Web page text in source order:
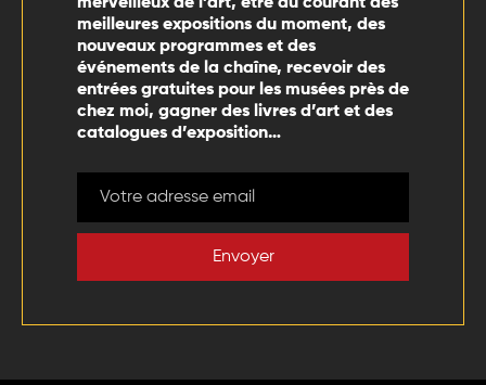
meilleures expositions du moment, des
nouveaux programmes et des
événements de la chaîne, recevoir des
entrées gratuites pour les musées près de
chez moi, gagner des livres d’art et des
catalogues d’exposition…
Envoyer